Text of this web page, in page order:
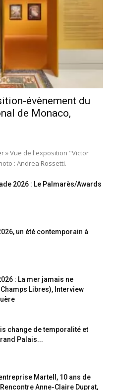
évènement du
de Monaco,
» Vue de l'exposition "Victor
: Andrea Rossetti.
2026 : Le Palmarès/Awards
un été contemporain à
: La mer jamais ne
Champs Libres), Interview
change de temporalité et
Palais...
Martell, 10 ans de
Anne-Claire Duprat,